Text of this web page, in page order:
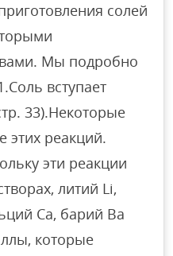
солей
Мы подробно
вступает
33).Некоторые
этих реакций.
эти реакции
литий Li,
Ca, барий Ba
которые